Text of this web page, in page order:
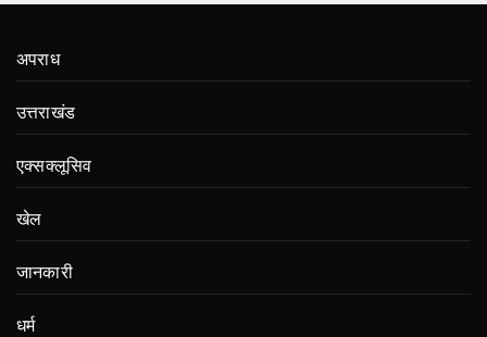
अपराध
उत्तराखंड
एक्सक्लूसिव
खेल
जानकारी
धर्म